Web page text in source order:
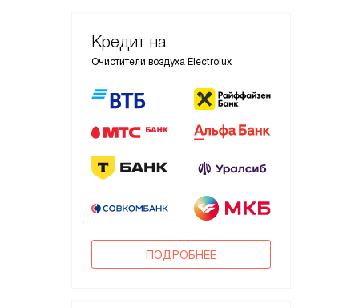
Кредит на
Очистители воздуха Electrolux
ПОДРОБНЕЕ